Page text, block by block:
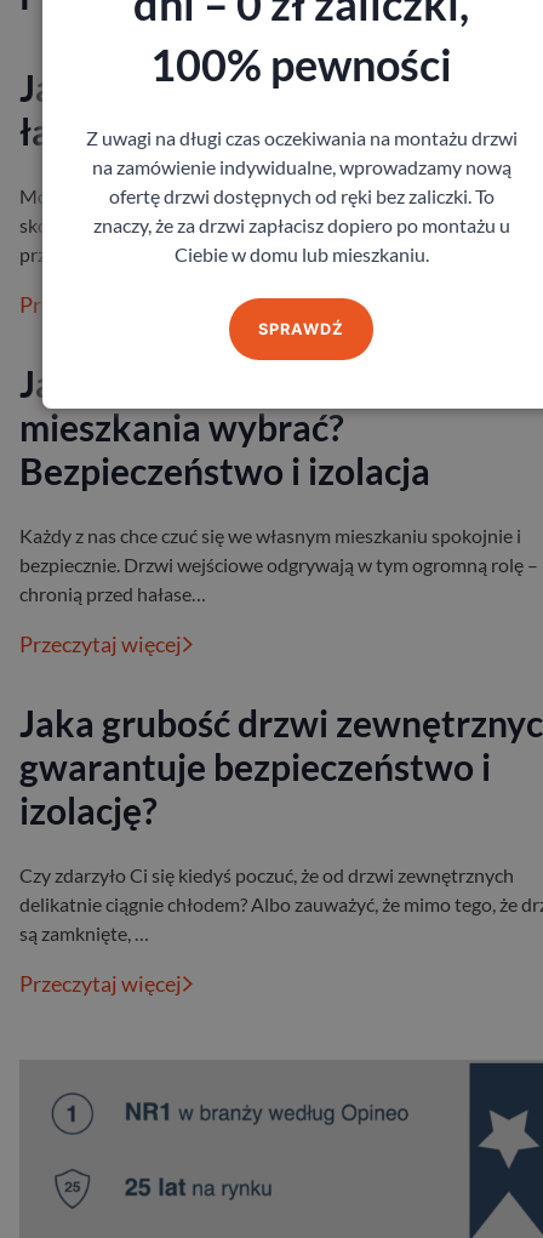
Jak zamontować drzwi
łazienkowe?
Montaż drzwi wewnętrznych do łazienki nie musi być wcale
skomplikowany. Warto pamiętać o kilku podstawowych
przedsięwzięcia, a wsz…
Przeczytaj więcej
Jakie drzwi wejściowe do
mieszkania wybrać?
Bezpieczeństwo i izolacja
Każdy z nas chce czuć się we własnym mieszkaniu spokojnie i
bezpiecznie. Drzwi wejściowe odgrywają w tym ogromną rolę –
chronią przed hałase…
Przeczytaj więcej
Jaka grubość drzwi
gwarantuje bezpieczeństwo i
izolację?
Czy zdarzyło Ci się kiedyś poczuć, że od drzwi zewnętrznych
delikatnie ciągnie chłodem? Albo zauważyć, że mimo tego, że
są zamknięte, …
Przeczytaj więcej
100% pewności
Z uwagi na długi czas oczekiwania na montażu drzwi
na zamówienie indywidualne, wprowadzamy nową
ofertę drzwi dostępnych od ręki bez zaliczki. To
znaczy, że za drzwi zapłacisz dopiero po montażu u
Ciebie w domu lub mieszkaniu.
SPRAWDŹ